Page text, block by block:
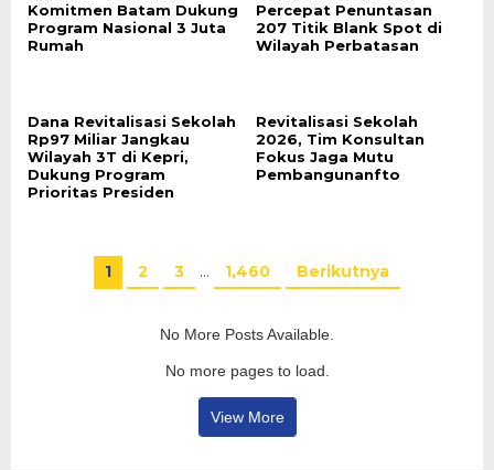
Komitmen Batam Dukung
Program Nasional 3 Juta
Rumah
Percepat Penuntasan
207 Titik Blank Spot di
Wilayah Perbatasan
Dana Revitalisasi Sekolah
Rp97 Miliar Jangkau
Wilayah 3T di Kepri,
Dukung Program
Prioritas Presiden
Revitalisasi Sekolah
2026, Tim Konsultan
Fokus Jaga Mutu
Pembangunanfto
1 2 3 … 1,460 Berikutnya
No More Posts Available.
No more pages to load.
View More